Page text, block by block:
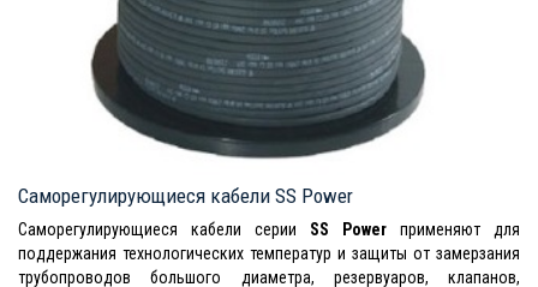
Саморегулирующиеся кабели SS Power
Саморегулирующиеся кабели серии SS Power применяют для
поддержания технологических температур и защиты от замерзания
трубопроводов большого диаметра, резервуаров, клапанов,